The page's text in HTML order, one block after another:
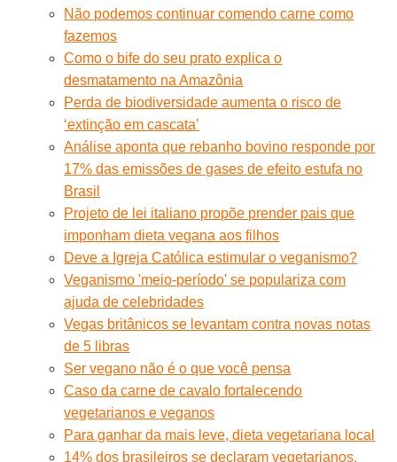
Não podemos continuar comendo carne como
fazemos
Como o bife do seu prato explica o
desmatamento na Amazônia
Perda de biodiversidade aumenta o risco de
‘extinção em cascata’
Análise aponta que rebanho bovino responde por
17% das emissões de gases de efeito estufa no
Brasil
Projeto de lei italiano propõe prender pais que
imponham dieta vegana aos filhos
Deve a Igreja Católica estimular o veganismo?
Veganismo 'meio-período' se populariza com
ajuda de celebridades
Vegas britânicos se levantam contra novas notas
de 5 libras
Ser vegano não é o que você pensa
Caso da carne de cavalo fortalecendo
vegetarianos e veganos
Para ganhar da mais leve, dieta vegetariana local
14% dos brasileiros se declaram vegetarianos,